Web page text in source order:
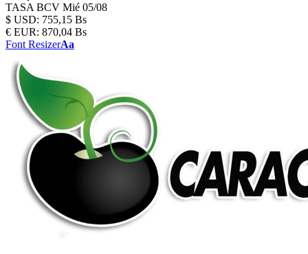
TASA BCV Mié 05/08
$ USD: 755,15 Bs
€ EUR: 870,04 Bs
Font ResizerAa